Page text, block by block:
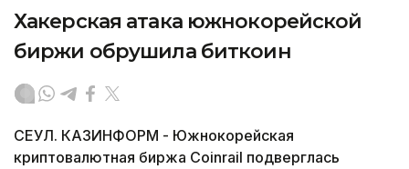
Хакерская атака южнокорейской
биржи обрушила биткоин
СЕУЛ. КАЗИНФОРМ - Южнокорейская
криптовалютная биржа Coinrail подверглась